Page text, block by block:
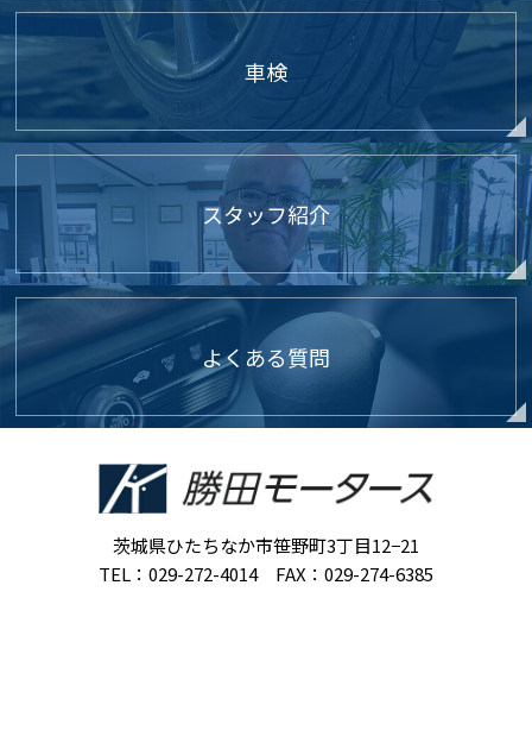
車検
スタッフ紹介
よくある質問
茨城県ひたちなか市笹野町3丁目12−21
TEL：029-272-4014 FAX：029-274-6385